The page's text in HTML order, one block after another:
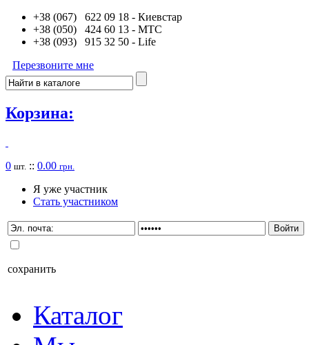
+38 (067) 622 09 18 - Киевстар
+38 (050) 424 60 13 - MTC
+38 (093) 915 32 50 - Life
Перезвоните мне
Корзина:
0 шт. :: 0.00 грн.
Я уже участник
Стать участником
сохранить
Каталог